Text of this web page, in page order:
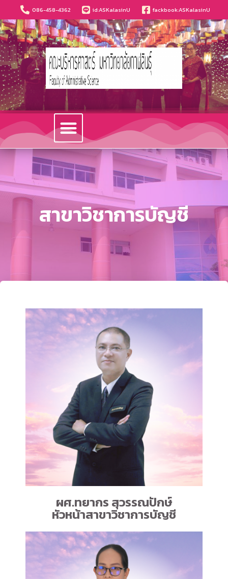
086-458-4362 id:ASKalasinU fackbook:ASKalasinU
สาขาวิชาการบัญชี
ผศ.ทยากร สุวรรณปักษ์
หัวหน้าสาขาวิชาการบัญชี